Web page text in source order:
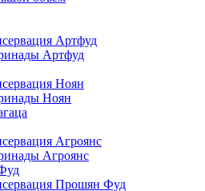
Артфуд
Артфуд
Ноян
Ноян
Агроянс
Агроянс
Прошян Фуд